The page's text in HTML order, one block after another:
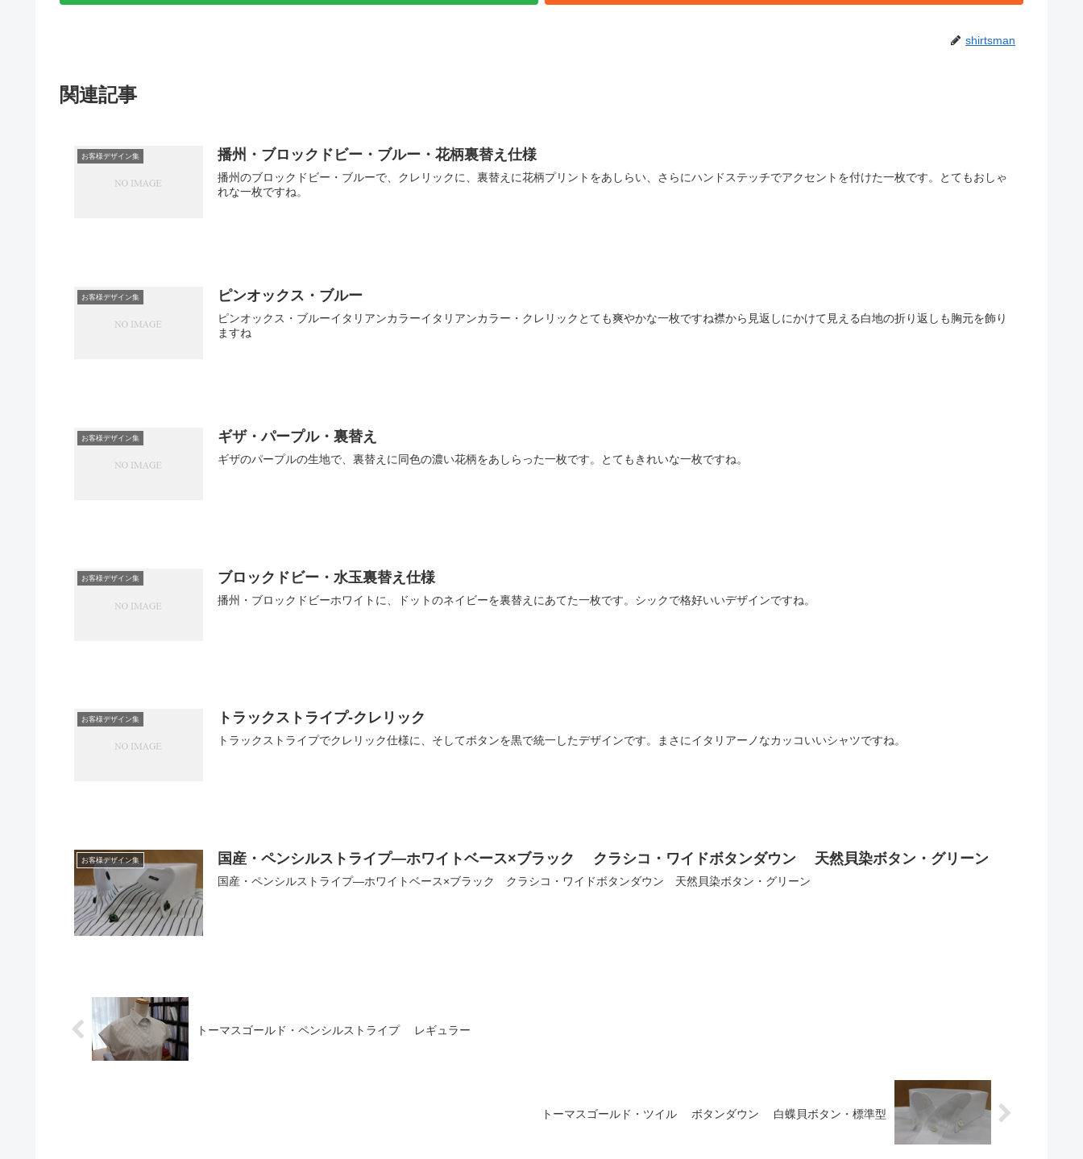
shirtsman
関連記事
お客様デザイン集 播州・ブロックドビー・ブルー・花柄裏替え仕様
播州のブロックドビー・ブルーで、クレリックに、裏替えに花柄プリントをあしらい、さらにハンドステッチでアクセントを付けた一枚です。とてもおしゃ
れな一枚ですね。
お客様デザイン集 ピンオックス・ブルー
ピンオックス・ブルーイタリアンカラーイタリアンカラー・クレリックとても爽やかな一枚ですね襟から見返しにかけて見える白地の折り返しも胸元を飾り
ますね
お客様デザイン集 ギザ・パープル・裏替え
ギザのパープルの生地で、裏替えに同色の濃い花柄をあしらった一枚です。とてもきれいな一枚ですね。
お客様デザイン集 ブロックドビー・水玉裏替え仕様
播州・ブロックドビーホワイトに、ドットのネイビーを裏替えにあてた一枚です。シックで格好いいデザインですね。
お客様デザイン集 トラックストライプ‐クレリック
トラックストライプでクレリック仕様に、そしてボタンを黒で統一したデザインです。まさにイタリアーノなカッコいいシャツですね。
お客様デザイン集 国産・ペンシルストライプ―ホワイトベース×ブラック クラシコ・ワイドボタンダウン 天然貝染ボタン・グリーン
国産・ペンシルストライプ―ホワイトベース×ブラック クラシコ・ワイドボタンダウン 天然貝染ボタン・グリーン
トーマスゴールド・ペンシルストライプ レギュラー
トーマスゴールド・ツイル ボタンダウン 白蝶貝ボタン・標準型